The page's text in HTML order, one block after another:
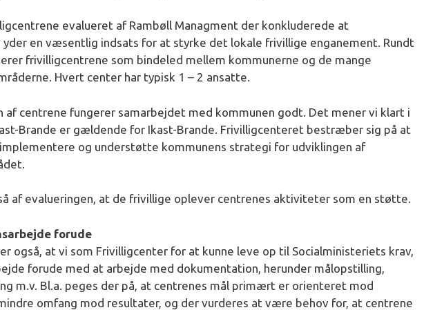
evalueret af Rambøll Managment der konkluderede at
en væsentlig indsats for at styrke det lokale frivillige enganement. Rundt
frivilligcentrene som bindeled mellem kommunerne og de mange
Hvert center har typisk 1 – 2 ansatte.
af centrene fungerer samarbejdet med kommunen godt. Det mener vi klart i
Brande er gældende for Ikast-Brande. Frivilligcenteret bestræber sig på at
og understøtte kommunens strategi for udviklingen af
af evalueringen, at de frivillige oplever centrenes aktiviteter som en støtte.
forude
også, at vi som Frivilligcenter for at kunne leve op til Socialministeriets krav,
forude med at arbejde med dokumentation, herunder målopstilling,
m.v. Bl.a. peges der på, at centrenes mål primært er orienteret mod
omfang mod resultater, og der vurderes at være behov for, at centrene